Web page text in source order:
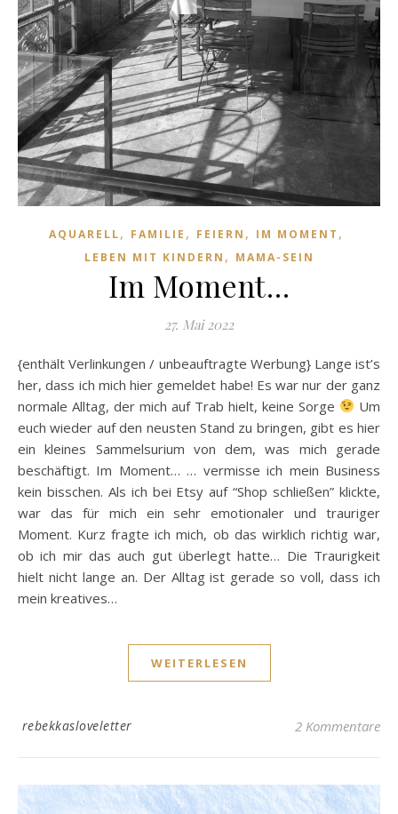
AQUARELL, FAMILIE , FEIERN , IM MOMENT ,
LEBEN MIT KINDERN , MAMA-SEIN
Im Moment…
27. Mai 2022
{enthält Verlinkungen / unbeauftragte Werbung} Lange ist’s
her, dass ich mich hier gemeldet habe! Es war nur der ganz
normale Alltag, der mich auf Trab hielt, keine Sorge
Um
euch wieder auf den neusten Stand zu bringen, gibt es hier
ein kleines Sammelsurium von dem, was mich gerade
beschäftigt. Im Moment… … vermisse ich mein Business
kein bisschen. Als ich bei Etsy auf “Shop schließen” klickte,
war das für mich ein sehr emotionaler und trauriger
Moment. Kurz fragte ich mich, ob das wirklich richtig war,
ob ich mir das auch gut überlegt hatte… Die Traurigkeit
hielt nicht lange an. Der Alltag ist gerade so voll, dass ich
mein kreatives…
WEITERLESEN
rebekkasloveletter 2 Kommentare